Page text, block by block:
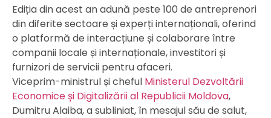
Ediția din acest an adună peste 100 de antreprenori
din diferite sectoare și experți internaționali, oferind
o platformă de interacțiune și colaborare între
companii locale și internaționale, investitori și
furnizori de servicii pentru afaceri.
Viceprim-ministrul și cheful Ministerul Dezvoltării
Economice și Digitalizării al Republicii Moldova,
Dumitru Alaiba, a subliniat, în mesajul său de salut,